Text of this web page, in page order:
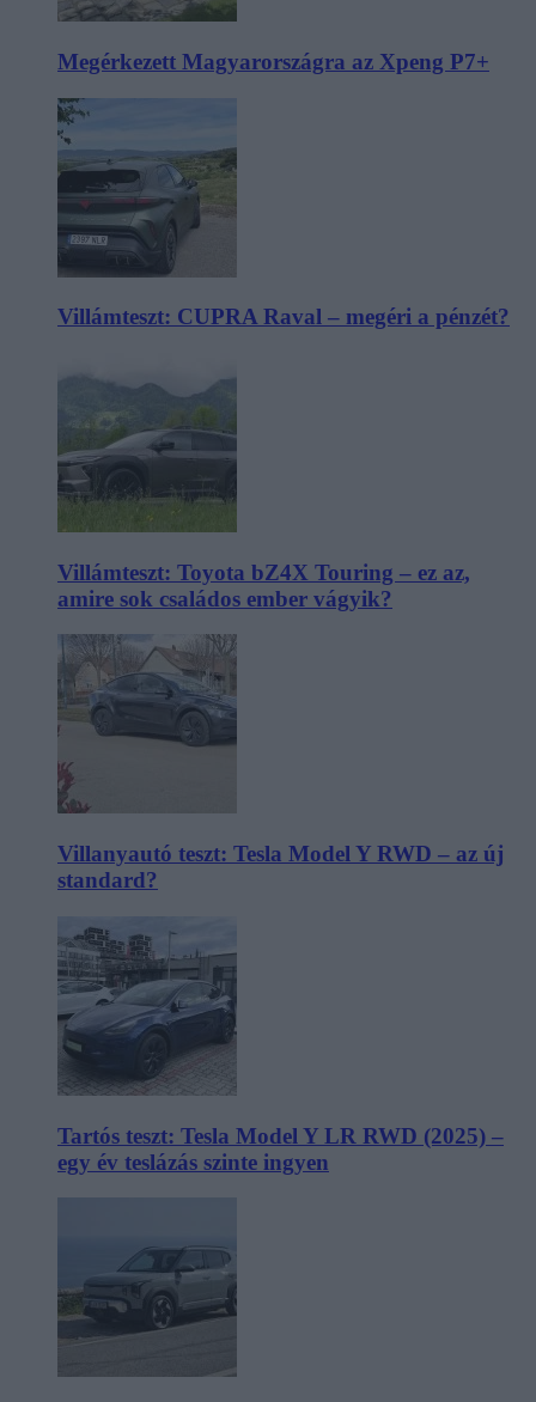
Megérkezett Magyarországra az Xpeng P7+
Villámteszt: CUPRA Raval – megéri a pénzét?
Villámteszt: Toyota bZ4X Touring – ez az,
amire sok családos ember vágyik?
Villanyautó teszt: Tesla Model Y RWD – az új
standard?
Tartós teszt: Tesla Model Y LR RWD (2025) –
egy év teslázás szinte ingyen